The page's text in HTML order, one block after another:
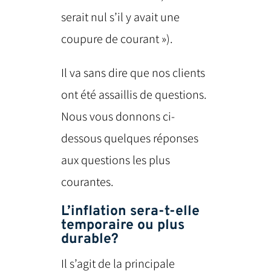
serait nul s’il y avait une
coupure de courant »).
Il va sans dire que nos clients
ont été assaillis de questions.
Nous vous donnons ci-
dessous quelques réponses
aux questions les plus
courantes.
L’inflation sera-t-elle
temporaire ou plus
durable?
Il s’agit de la principale